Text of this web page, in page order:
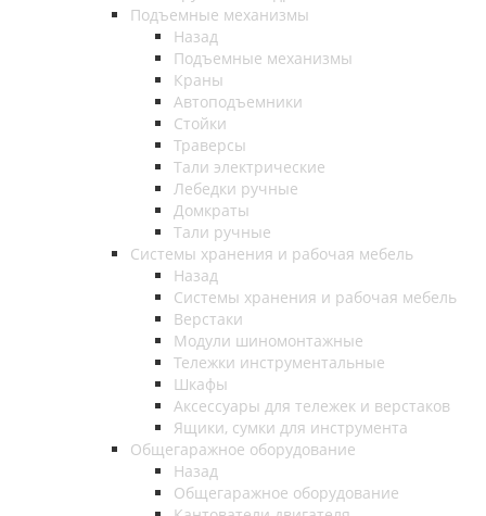
Подъемные механизмы
Назад
Подъемные механизмы
Краны
Автоподъемники
Стойки
Траверсы
Тали электрические
Лебедки ручные
Домкраты
Тали ручные
Системы хранения и рабочая мебель
Назад
Системы хранения и рабочая мебель
Верстаки
Модули шиномонтажные
Тележки инструментальные
Шкафы
Аксессуары для тележек и верстаков
Ящики, сумки для инструмента
Общегаражное оборудование
Назад
Общегаражное оборудование